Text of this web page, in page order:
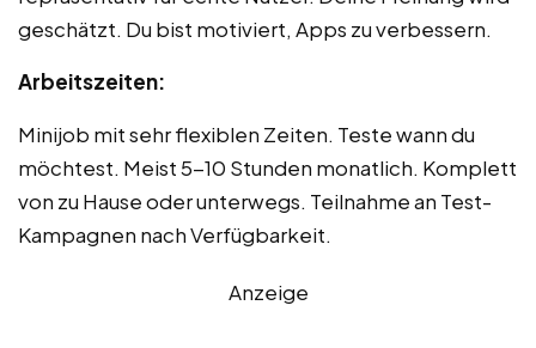
geschätzt. Du bist motiviert, Apps zu verbessern.
Arbeitszeiten:
Minijob mit sehr flexiblen Zeiten. Teste wann du
möchtest. Meist 5-10 Stunden monatlich. Komplett
von zu Hause oder unterwegs. Teilnahme an Test-
Kampagnen nach Verfügbarkeit.
Anzeige